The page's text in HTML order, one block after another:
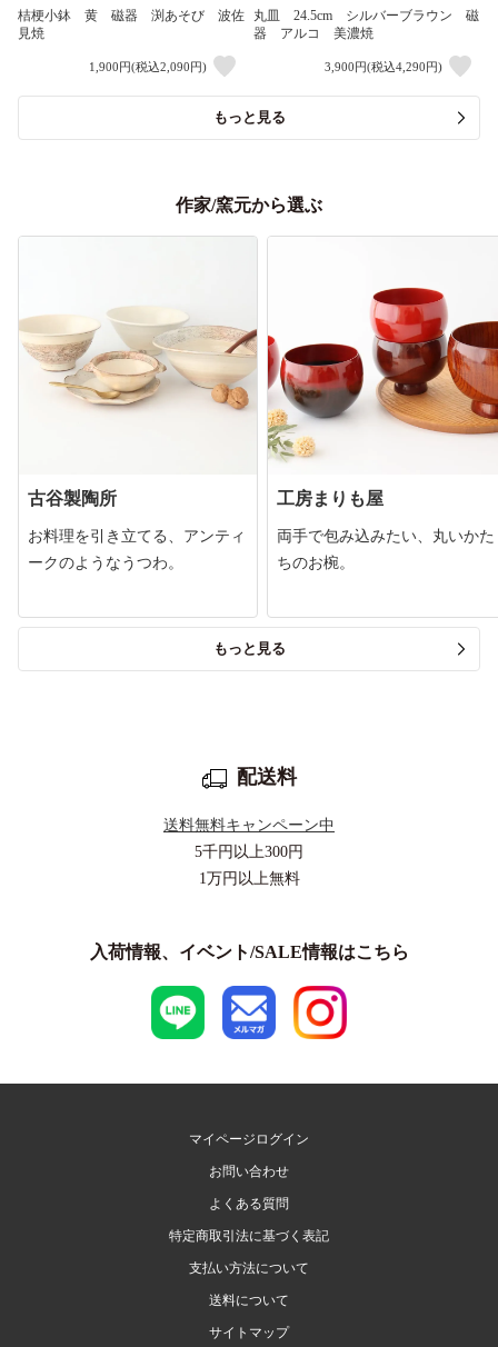
桔梗小鉢 黄 磁器 渕あそび 波佐
見焼
1,900円(税込2,090円)
丸皿 24.5cm シルバーブラウン 磁
器 アルコ 美濃焼
3,900円(税込4,290円)
もっと見る
作家/窯元から選ぶ
古谷製陶所
お料理を引き立てる、アンティ
ークのようなうつわ。
工房まりも屋
両手で包み込みたい、丸いかた
ちのお椀。
もっと見る
配送料
送料無料キャンペーン中
5千円以上300円
1万円以上無料
入荷情報、イベント/SALE情報はこちら
マイページログイン
お問い合わせ
よくある質問
特定商取引法に基づく表記
支払い方法について
送料について
サイトマップ